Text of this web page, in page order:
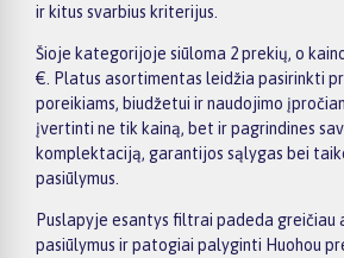
ir kitus svarbius kriterijus.
Šioje kategorijoje siūloma 2 prekių, o
€. Platus asortimentas leidžia pasirinkti
poreikiams, biudžetui ir naudojimo
įvertinti ne tik kainą, bet ir pagrindines
komplektaciją, garantijos sąlygas bei
pasiūlymus.
Puslapyje esantys filtrai padeda greičiau
pasiūlymus ir patogiai palyginti Huohou